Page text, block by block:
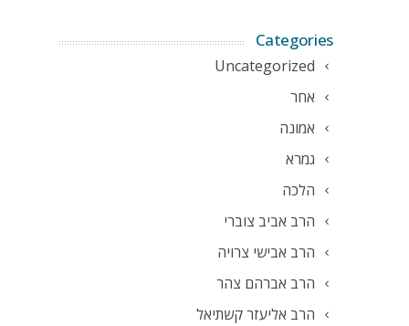
Categories
Uncategorized
אחר
אמונה
גמרא
הלכה
הרב אביב צוברי
הרב אבישי צרויה
הרב אברהם צהר
הרב אליעזר קשתיאל